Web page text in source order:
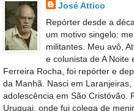
José Attico
Repórter desde a
um motivo singelo:
militantes. Meu avô,
e colunista de A Noite
Ferreira Rocha, foi repórter e
da Manhã. Nasci em
adolescência em São Cristóvão.
Uruguai, onde fui colega de